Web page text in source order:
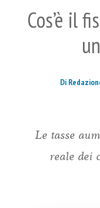
Cos’è il
Di
Le tasse
reale dei